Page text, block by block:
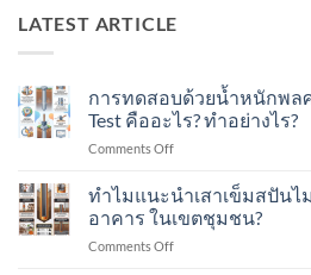
LATEST ARTICLE
การทดสอบด้วยน้ำหนักพลศ
Test คืออะไร? ทำอย่างไร?
Comments Offon
ทดสอบ
ด้วย
น้ำ
หนัก
ทำไมแนะนำเสาเข็มสปันไ
อาคาร ในเขตชุมชน?
Comments Offon